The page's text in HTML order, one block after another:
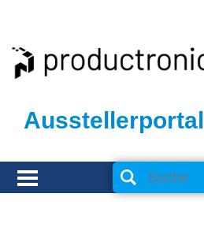
Ausstellerportal